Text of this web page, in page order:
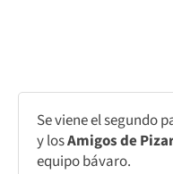
Se viene el segundo
y losAmigos de
equipo bávaro.